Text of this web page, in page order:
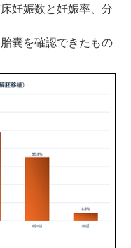
妊娠数と妊娠率、分
嚢を確認できたもの